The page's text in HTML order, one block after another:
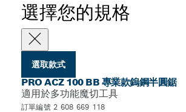
選擇您的規格
選取款式
PRO ACZ 100 BB 專業款鎢鋼半圓鋸
適用於多功能魔切工具
訂單編號 2 608 669 118